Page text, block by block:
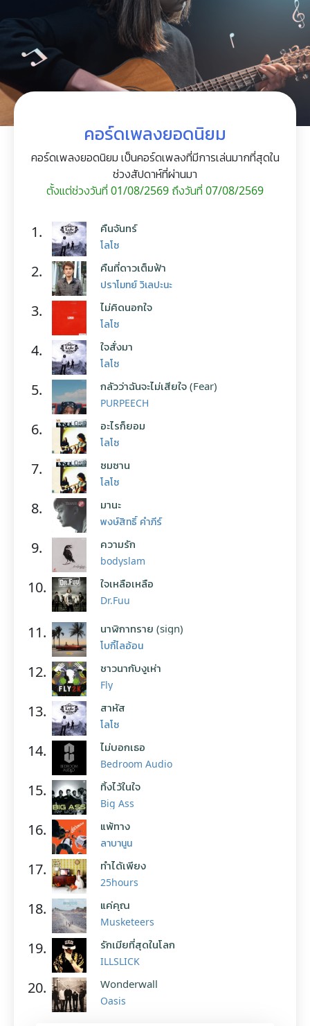
คอร์ดเพลงยอดนิยม
คอร์ดเพลงยอดนิยม เป็นคอร์ดเพลงที่มีการเล่นมากที่สุดใน
ช่วงสัปดาห์ที่ผ่านมา
ตั้งแต่ช่วงวันที่ 01/08/2569 ถึงวันที่ 07/08/2569
1. คืนจันทร์
โลโซ
2. คืนที่ดาวเต็มฟ้า
ปราโมทย์ วิเลปะนะ
3. ไม่คิดนอกใจ
โลโซ
4. ใจสั่งมา
โลโซ
5. กลัวว่าฉันจะไม่เสียใจ (Fear)
PURPEECH
6. อะไรก็ยอม
โลโซ
7. ซมซาน
โลโซ
8. มานะ
พงษ์สิทธิ์ คำภีร์
9. ความรัก
bodyslam
10. ใจเหลือเหลือ
Dr.Fuu
11. นาฬิกาทราย (sign)
โบกี้ไลอ้อน
12. ชาวนากับงูเห่า
Fly
13. สาหัส
โลโซ
14. ไม่บอกเธอ
Bedroom Audio
15. ทิ้งไว้ในใจ
Big Ass
16. แพ้ทาง
ลาบานูน
17. ทำได้เพียง
25hours
18. แค่คุณ
Musketeers
19. รักเมียที่สุดในโลก
ILLSLICK
20. Wonderwall
Oasis